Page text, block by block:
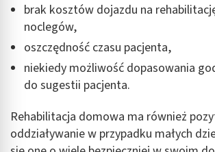
brak kosztów dojazdu na
noclegów,
oszczędność czasu pacjenta,
niekiedy możliwość dopasowania
do sugestii pacjenta.
Rehabilitacja domowa ma również
oddziaływanie w przypadku małych
Tworzenie profili w celu
reklam
Wykorzystanie profili do wyboru
spersonalizowanych reklam
Wykorzystywanie profili w celu doboru
spersonalizowanych treści